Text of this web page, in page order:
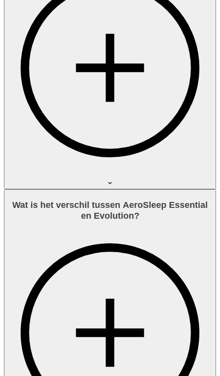
Wat is het verschil tussen AeroSleep Essential
en Evolution?